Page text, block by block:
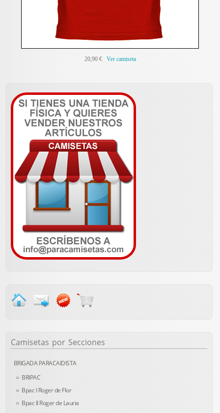
20,90 € Ver camiseta
Camisetas por Secciones
BRIGADA PARACAIDISTA
BRIPAC
Bpac I Roger de Flor
Bpac II Roger de Lauria